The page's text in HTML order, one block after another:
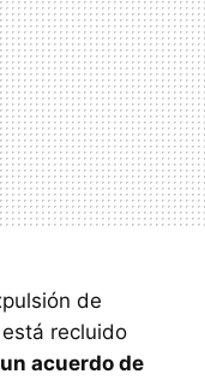
de
recluido
un acuerdo de